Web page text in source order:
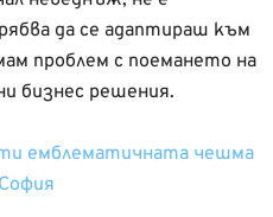
да се адаптираш към
проблем с поемането на
бизнес решения.
емблематичната чешма